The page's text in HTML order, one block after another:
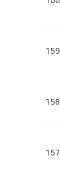
159
158
157